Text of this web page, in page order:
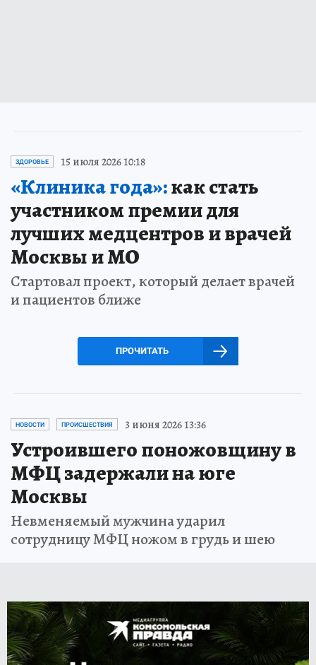
ЗДОРОВЬЕ 15 июля 2026 10:18
«Клиника года»:как стать
участником премии для
лучших медцентров и врачей
Москвы и МО
Стартовал проект, который делает врачей
и пациентов ближе
ПРОЧИТАТЬ
НОВОСТИ ПРОИСШЕСТВИЯ 3 июня 2026 13:36
Устроившего поножовщину в
МФЦ задержали на юге
Москвы
Невменяемый мужчина ударил
сотрудницу МФЦ ножом в грудь и шею